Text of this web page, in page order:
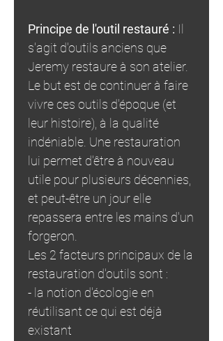
Principe de l'outil restauré : Il
s'agit d'outils anciens que
Jeremy restaure à son atelier.
Le but est de continuer à faire
vivre ces outils d'époque (et
leur histoire), à la qualité
indéniable. Une restauration
lui permet d'être à nouveau
utile pour plusieurs décennies,
et peut-être un jour elle
repassera entre les mains d'un
forgeron.
Les 2 facteurs principaux de la
restauration d'outils sont :
- la notion d'écologie en
réutilisant ce qui est déjà
existant